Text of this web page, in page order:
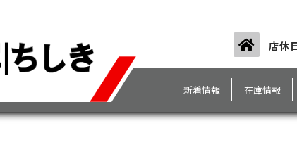
店休
新着情報 在庫情報